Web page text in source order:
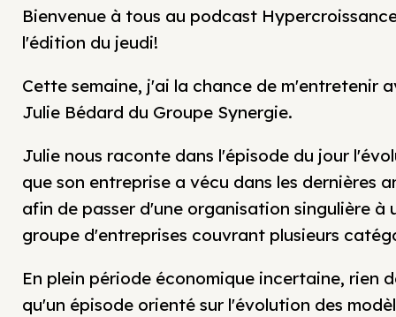
Bienvenue à tous au podcast
l'édition du jeudi!
Cette semaine, j'ai la chance de m'entretenir
Julie Bédard du Groupe Synergie.
Julie nous raconte dans l'épisode du jour
que son entreprise a vécu dans les dernières
afin de passer d'une organisation singulière à
groupe d'entreprises couvrant plusieurs
En plein période économique incertaine, rien
qu'un épisode orienté sur l'évolution des